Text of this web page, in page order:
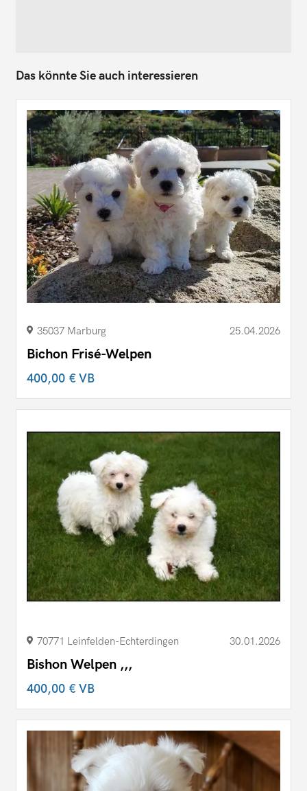
Das könnte Sie auch interessieren
35037 Marburg 25.04.2026
Bichon Frisé-Welpen
400,00 €VB
70771 Leinfelden-Echterdingen 30.01.2026
Bishon Welpen ,,,
400,00 €VB